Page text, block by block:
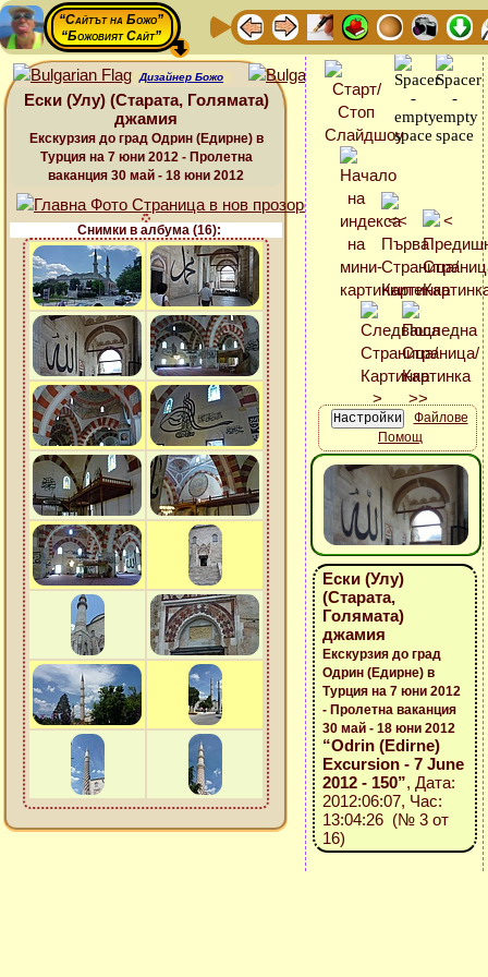
“Сайтът на Божо”
“Божовият Сайт”
Дизайнер Божо
Ески (Улу) (Старата, Голямата)
джамия
Екскурзия до град Одрин (Едирне) в
Турция на 7 юни 2012 - Пролетна
ваканция 30 май - 18 юни 2012
Снимки в албума (16):
Файлове
Помощ
Ески (Улу)
(Старата,
Голямата)
джамия
Екскурзия до град
Одрин (Едирне) в
Турция на 7 юни 2012
- Пролетна ваканция
30 май - 18 юни 2012
“Odrin (Edirne)
Excursion - 7 June
2012 - 150”, Дата:
2012:06:07, Час:
13:04:26 (№ 3 от
16)